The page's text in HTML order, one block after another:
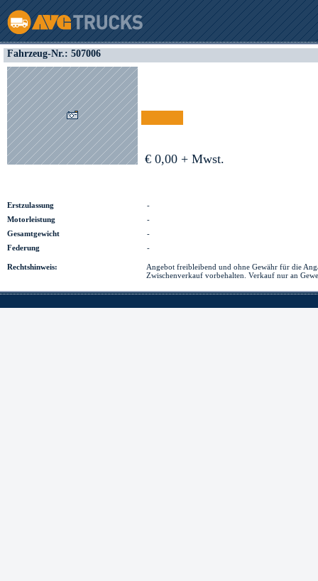
Fahrzeug-Nr.: 507006
€ Finanzierung
€ 0,00 + Mwst.
Erstzulassung
-
Motorleistung
-
Gesamtgewicht
-
Federung
-
Rechtshinweis:
Angebot freibleibend und ohne Gewähr für die
Zwischenverkauf vorbehalten. Verkauf nur an